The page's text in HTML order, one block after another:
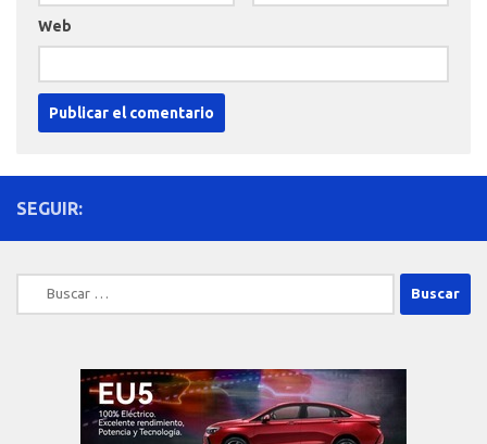
Web
SEGUIR:
Buscar: